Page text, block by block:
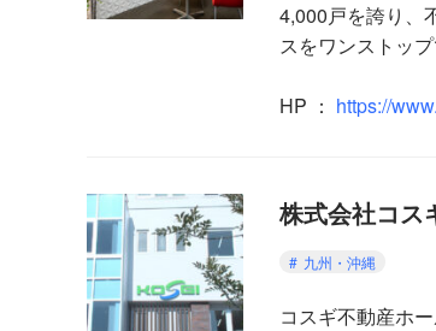
4,000戸を誇り、
スをワンストッ
HP ： https://
株式会社コス
九州・沖縄
コスギ不動産ホ